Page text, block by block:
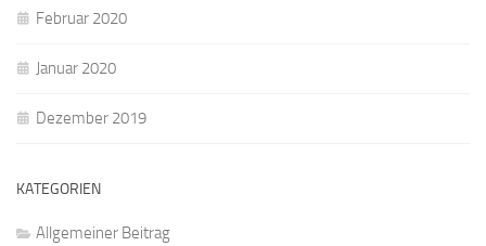
Februar 2020
Januar 2020
Dezember 2019
KATEGORIEN
Allgemeiner Beitrag